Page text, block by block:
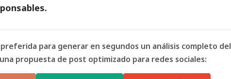
.
para generar en segundos un análisis completo del
propuesta de post optimizado para redes sociales: